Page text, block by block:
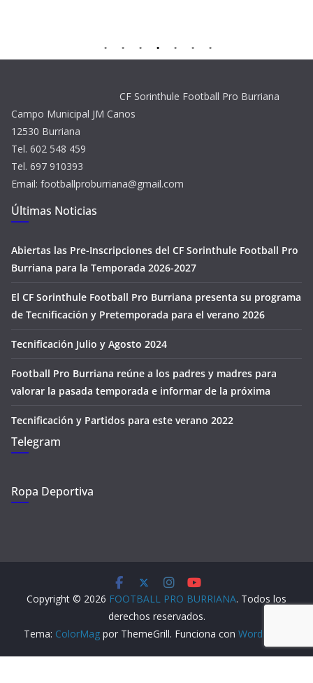
CF Sorinthule Football Pro Burriana
Campo Municipal JM Canos
12530 Burriana
Tel. 602 548 459
Tel. 697 910393
Email: footballproburriana@gmail.com
Últimas Noticias
Abiertas las Pre-Inscripciones del CF Sorinthule Football Pro
Burriana para la Temporada 2026-2027
El CF Sorinthule Football Pro Burriana presenta su programa
de Tecnificación y Pretemporada para el verano 2026
Tecnificación Julio y Agosto 2024
Football Pro Burriana reúne a los padres y madres para
valorar la pasada temporada e informar de la próxima
Tecnificación y Partidos para este verano 2022
Telegram
Ropa Deportiva
Copyright © 2026 FOOTBALL PRO BURRIANA. Todos los
derechos reservados.
Tema: ColorMagpor ThemeGrill. Funciona con WordPress